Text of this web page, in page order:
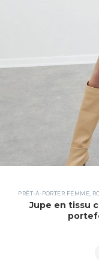
PRÊT-À-PORTER FEMME,
Jupe en tissu